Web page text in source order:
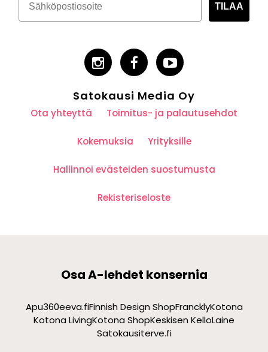
TILAA
Satokausi Media Oy
Ota yhteyttä Toimitus- ja palautusehdot
Kokemuksia Yrityksille
Hallinnoi evästeiden suostumusta
Rekisteriseloste
Osa A-lehdet konsernia
Apu360eeva.fiFinnish Design ShopFrancklyKotona
Kotona LivingKotona ShopKeskisen KelloLaine
Satokausiterve.fi